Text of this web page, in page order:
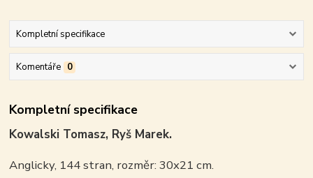
Kompletní specifikace
Komentáře 0
Kompletní specifikace
Kowalski Tomasz, Ryš Marek.
Anglicky, 144 stran, rozměr: 30x21 cm.